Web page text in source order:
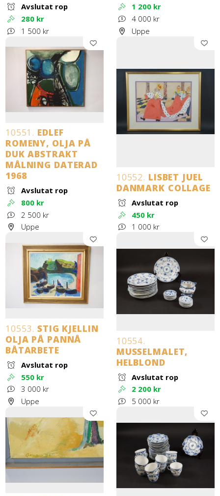
Avslutat rop
280 kr
1 500 kr
1 200 kr
4 000 kr
Uppe
10551. EDLEF
ROMENY, OLJA PÅ
DUK ABSTRAKT
MÅLNING DATERAD
1968
Avslutat rop
800 kr
2 500 kr
Uppe
10552. LISBET JUEL
DANMARK COLLAGE
Avslutat rop
450 kr
1 000 kr
10553. STIG KJELLIN
OLJA PÅ PANNÅ
BÅTARBETE
Avslutat rop
550 kr
3 000 kr
Uppe
10554.
MUSSELMALET,
HELBLOND
Avslutat rop
2 200 kr
5 000 kr